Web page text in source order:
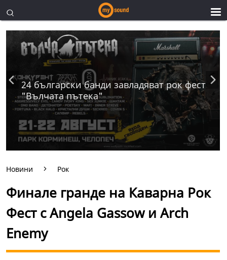
24 български банди завладяват рок фест
"Вълчата пътека"
Новини Рок
Финале гранде на Каварна Рок
Фест с Angela Gassow и Arch
Enemy